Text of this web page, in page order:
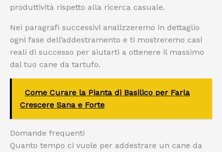
produttività rispetto alla ricerca casuale.
Nei paragrafi successivi analizzeremo in dettaglio
ogni fase dell’addestramento e ti mostreremo casi
reali di successo per aiutarti a ottenere il massimo
dal tuo cane da tartufo.
Come Curare la Pianta di Basilico per Farla
Crescere Sana e Forte
Domande frequenti
Quanto tempo ci vuole per addestrare un cane da